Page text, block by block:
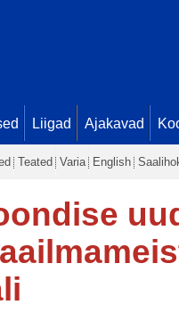
Liigad Ajakavad
Teated Varia English